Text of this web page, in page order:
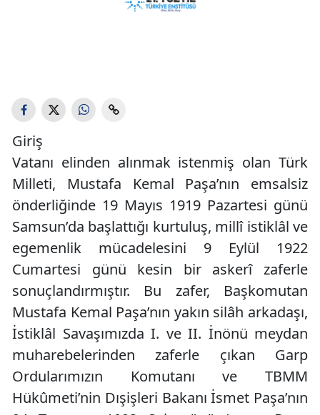
Giriş
Vatanı elinden alınmak istenmiş olan Türk
Milleti, Mustafa Kemal Paşa’nın emsalsiz
önderliğinde 19 Mayıs 1919 Pazartesi günü
Samsun’da başlattığı kurtuluş, millî istiklâl ve
egemenlik mücadelesini 9 Eylül 1922
Cumartesi günü kesin bir askerî zaferle
sonuçlandırmıştır. Bu zafer, Başkomutan
Mustafa Kemal Paşa’nın yakın silâh arkadaşı,
İstiklâl Savaşımızda I. ve II. İnönü meydan
muharebelerinden zaferle çıkan Garp
Ordularımızın Komutanı ve TBMM
Hükûmeti’nin Dışişleri Bakanı İsmet Paşa’nın